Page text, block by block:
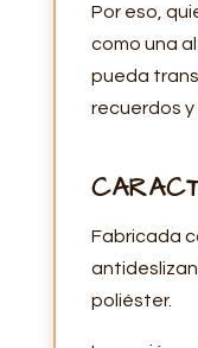
Por eso,
como una
pueda
recuerdos
Fabricada
poliéster.